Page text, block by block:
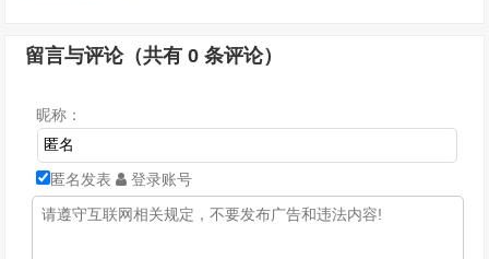
留言与评论（共有0 条评论）
昵称：
匿名发表 登录账号